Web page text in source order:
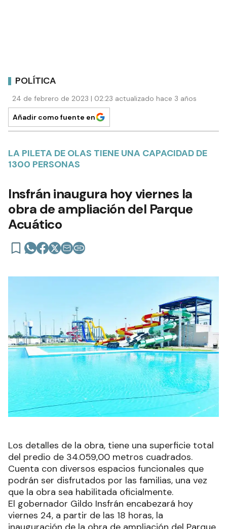
POLÍTICA
24 de febrero de 2023 | 02:23 actualizado hace 3 años
Añadir como fuente en
LA PILETA DE OLAS TIENE UNA CAPACIDAD DE
1300 PERSONAS
Insfrán inaugura hoy viernes la
obra de ampliación del Parque
Acuático
Los detalles de la obra, tiene una superficie total
del predio de 34.059,00 metros cuadrados.
Cuenta con diversos espacios funcionales que
podrán ser disfrutados por las familias, una vez
que la obra sea habilitada oficialmente.
El gobernador Gildo Insfrán encabezará hoy
viernes 24, a partir de las 18 horas, la